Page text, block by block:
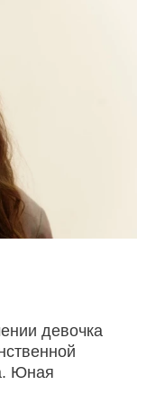
девочка
Юная